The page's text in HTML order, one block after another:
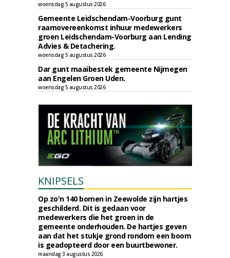
woensdag 5 augustus 2026
Gemeente Leidschendam-Voorburg gunt
raamovereenkomst inhuur medewerkers
groen Leidschendam-Voorburg aan Lending
Advies & Detachering.
woensdag 5 augustus 2026
Dar gunt maaibestek gemeente Nijmegen
aan Engelen Groen Uden.
woensdag 5 augustus 2026
KNIPSELS
Op zo'n 140 bomen in Zeewolde zijn hartjes
geschilderd. Dit is gedaan voor
medewerkers die het groen in de
gemeente onderhouden. De hartjes geven
aan dat het stukje grond rondom een boom
is geadopteerd door een buurtbewoner.
maandag 3 augustus 2026